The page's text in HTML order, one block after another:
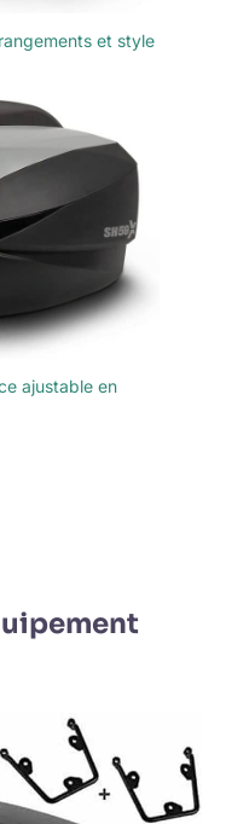
et style
ajustable en